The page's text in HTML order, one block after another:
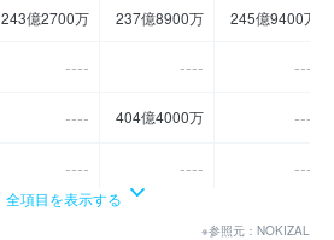
243億2700万 237億8900万 245億9400万
---- ---- ----
---- 404億4000万 ----
---- ---- ----
全項目を表示する
※参照元：NOKIZAL